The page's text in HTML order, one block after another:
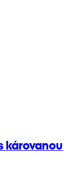
károvanou